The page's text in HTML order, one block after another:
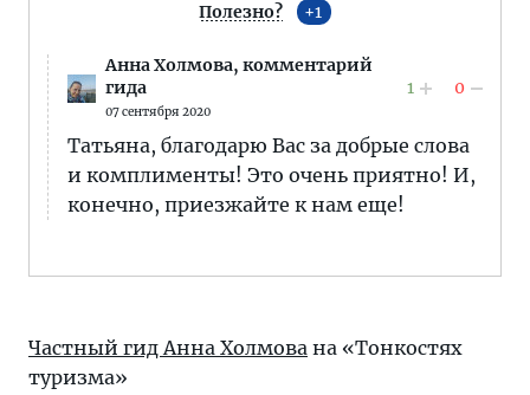
Полезно? 1
Анна Холмова, комментарий
гида
07 сентября 2020
1 0
Татьяна, благодарю Вас за добрые слова
и комплименты! Это очень приятно! И,
конечно, приезжайте к нам еще!
Частный гид Анна Холмова на «Тонкостях
туризма»